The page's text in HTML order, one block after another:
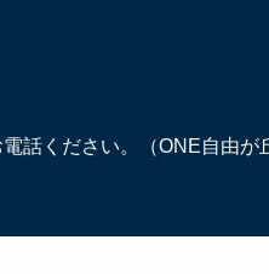
話ください。（ONE自由が